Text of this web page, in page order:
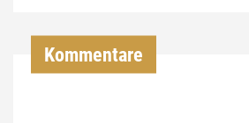
Kommentare